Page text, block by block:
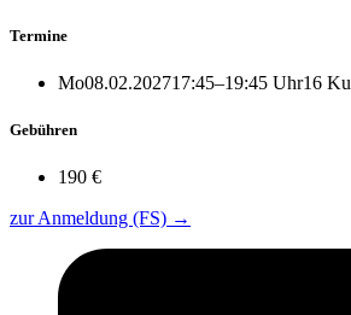
Termine
Mo08.02.202717:45–19:45 Uhr16
Gebühren
190 €
zur Anmeldung (FS) →